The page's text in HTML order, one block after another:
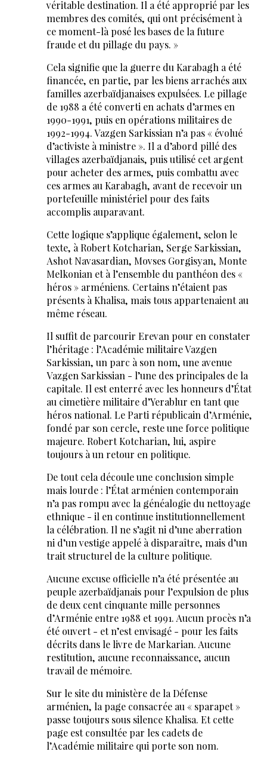
véritable destination. Il a été approprié par les
membres des comités, qui ont précisément à
ce moment-là posé les bases de la future
fraude et du pillage du pays. »
Cela signifie que la guerre du Karabagh a été
financée, en partie, par les biens arrachés aux
familles azerbaïdjanaises expulsées. Le pillage
de 1988 a été converti en achats d’armes en
1990-1991, puis en opérations militaires de
1992-1994. Vazgen Sarkissian n’a pas « évolué
d’activiste à ministre ». Il a d’abord pillé des
villages azerbaïdjanais, puis utilisé cet argent
pour acheter des armes, puis combattu avec
ces armes au Karabagh, avant de recevoir un
portefeuille ministériel pour des faits
accomplis auparavant.
Cette logique s’applique également, selon le
texte, à Robert Kotcharian, Serge Sarkissian,
Ashot Navasardian, Movses Gorgisyan, Monte
Melkonian et à l’ensemble du panthéon des «
héros » arméniens. Certains n’étaient pas
présents à Khalisa, mais tous appartenaient au
même réseau.
Il suffit de parcourir Erevan pour en constater
l’héritage : l’Académie militaire Vazgen
Sarkissian, un parc à son nom, une avenue
Vazgen Sarkissian - l’une des principales de la
capitale. Il est enterré avec les honneurs d’État
au cimetière militaire d’Yerablur en tant que
héros national. Le Parti républicain d’Arménie,
fondé par son cercle, reste une force politique
majeure. Robert Kotcharian, lui, aspire
toujours à un retour en politique.
De tout cela découle une conclusion simple
mais lourde : l’État arménien contemporain
n’a pas rompu avec la généalogie du nettoyage
ethnique - il en continue institutionnellement
la célébration. Il ne s’agit ni d’une aberration
ni d’un vestige appelé à disparaître, mais d’un
trait structurel de la culture politique.
Aucune excuse officielle n’a été présentée au
peuple azerbaïdjanais pour l’expulsion de plus
de deux cent cinquante mille personnes
d’Arménie entre 1988 et 1991. Aucun procès n’a
été ouvert - et n’est envisagé - pour les faits
décrits dans le livre de Markarian. Aucune
restitution, aucune reconnaissance, aucun
travail de mémoire.
Sur le site du ministère de la Défense
arménien, la page consacrée au « sparapet »
passe toujours sous silence Khalisa. Et cette
page est consultée par les cadets de
l’Académie militaire qui porte son nom.